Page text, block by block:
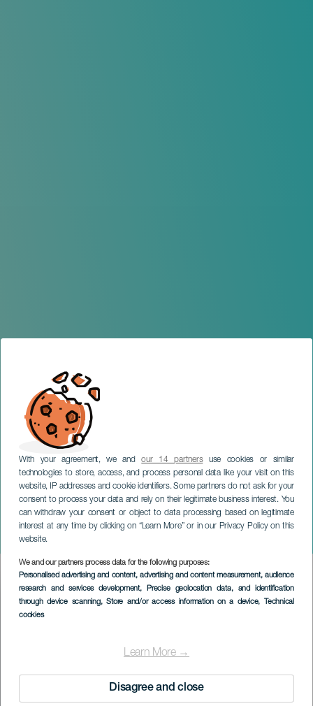
With your agreement, we andour 14 partnersuse cookies or similar
technologies to store, access, and process personal data like your visit on this
website, IP addresses and cookie identifiers. Some partners do not ask for your
consent to process your data and rely on their legitimate business interest. You
can withdraw your consent or object to data processing based on legitimate
interest at any time by clicking on “Learn More” or in our Privacy Policy on this
website.
We and our partners process data for the following purposes:
Personalised advertising and content, advertising and content measurement, audience
research and services development, Precise geolocation data, and identification
through device scanning, Store and/or access information on a device, Technical
cookies
Learn More →
Disagree and close
Alma de Bolero
TENERIFE
Imagen
Listado